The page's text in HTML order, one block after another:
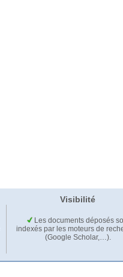
Visibilité
Les documents déposés
indexés par les moteurs de
(Google Scholar,…).